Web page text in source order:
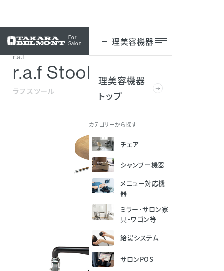
For
Salon
理美容機器
理美容機器
トップ
カテゴリーから探す
チェア
シャンプー機器
メニュー対応機
器
ミラー・サロン家
具・ワゴン等
給湯システム
サロンPOS
ログイン
r.a.f
r.a.f Stool
ラフ スツール